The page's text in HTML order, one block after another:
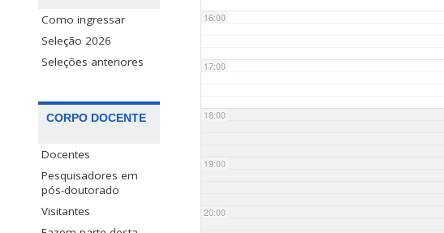
Como ingressar
Seleção 2026
Seleções anteriores
CORPO DOCENTE
Docentes
Pesquisadores em
pós-doutorado
Visitantes
16:00
17:00
18:00
19:00
20:00